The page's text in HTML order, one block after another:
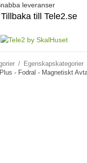
leveranser
till Tele2.se
/ Egenskapskategorier
- Fodral - Magnetiskt